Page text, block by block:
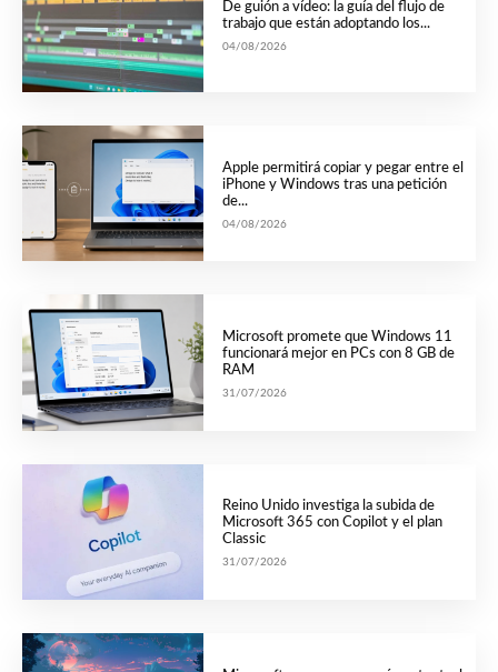
De guión a vídeo: la guía del flujo de
trabajo que están adoptando los...
04/08/2026
Apple permitirá copiar y pegar entre el
iPhone y Windows tras una petición
de...
04/08/2026
Microsoft promete que Windows 11
funcionará mejor en PCs con 8 GB de
RAM
31/07/2026
Reino Unido investiga la subida de
Microsoft 365 con Copilot y el plan
Classic
31/07/2026